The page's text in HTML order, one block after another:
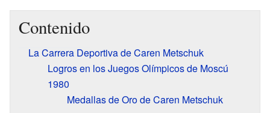
Contenido
La Carrera Deportiva de Caren Metschuk
Logros en los Juegos Olímpicos de Moscú
1980
Medallas de Oro de Caren Metschuk